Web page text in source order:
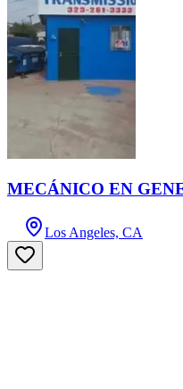
MECÁNICO EN
Los Angeles, CA